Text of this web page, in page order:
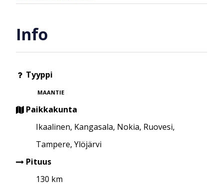
Info
Tyyppi
MAANTIE
Paikkakunta
Ikaalinen, Kangasala, Nokia, Ruovesi,
Tampere, Ylöjärvi
Pituus
130 km